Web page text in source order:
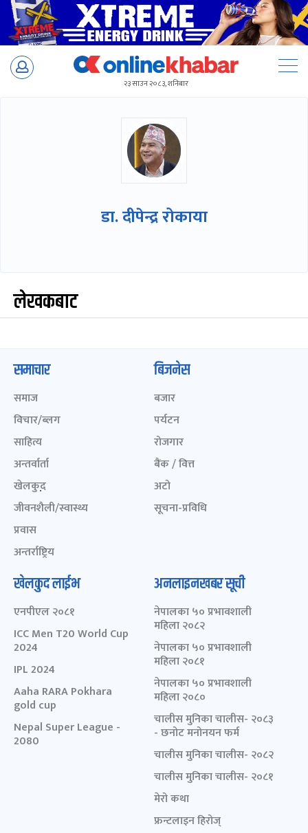
Skip
२३ साउन २०८३, शनिबार
डा. दीपेन्द्र रोकाया
लेखकबाट
समाचार
समाज
विचार/ब्लग
साहित्य
अन्तर्वार्ता
खेलकुद़़
जीवनशैली/स्वास्थ्य
प्रवास
अन्तर्राष्ट्रिय
बिजनेस
बजार
पर्यटन
रोजगार
बैंक / वित्त
अटो
सूचना-प्रविधि
खेलकुद लाईभ
एनपीएल २०८१
ICC Men T20 World Cup
2024
IPL 2024
Aaha RARA Pokhara
gold cup
Nepal Super League -
2080
अनलाइनखबर सूची
नेपालका ५० प्रभावशाली
महिला २०८२
नेपालका ५० प्रभावशाली
महिला २०८१
नेपालका ५० प्रभावशाली
महिला २०८०
चालीस मुनिका चालीस- २०८३
- छनोट मनोनयन फर्म
चालीस मुनिका चालीस- २०८२
चालीस मुनिका चालीस- २०८१
मेरो कथा
फ्रन्टलाइन हिरोज्